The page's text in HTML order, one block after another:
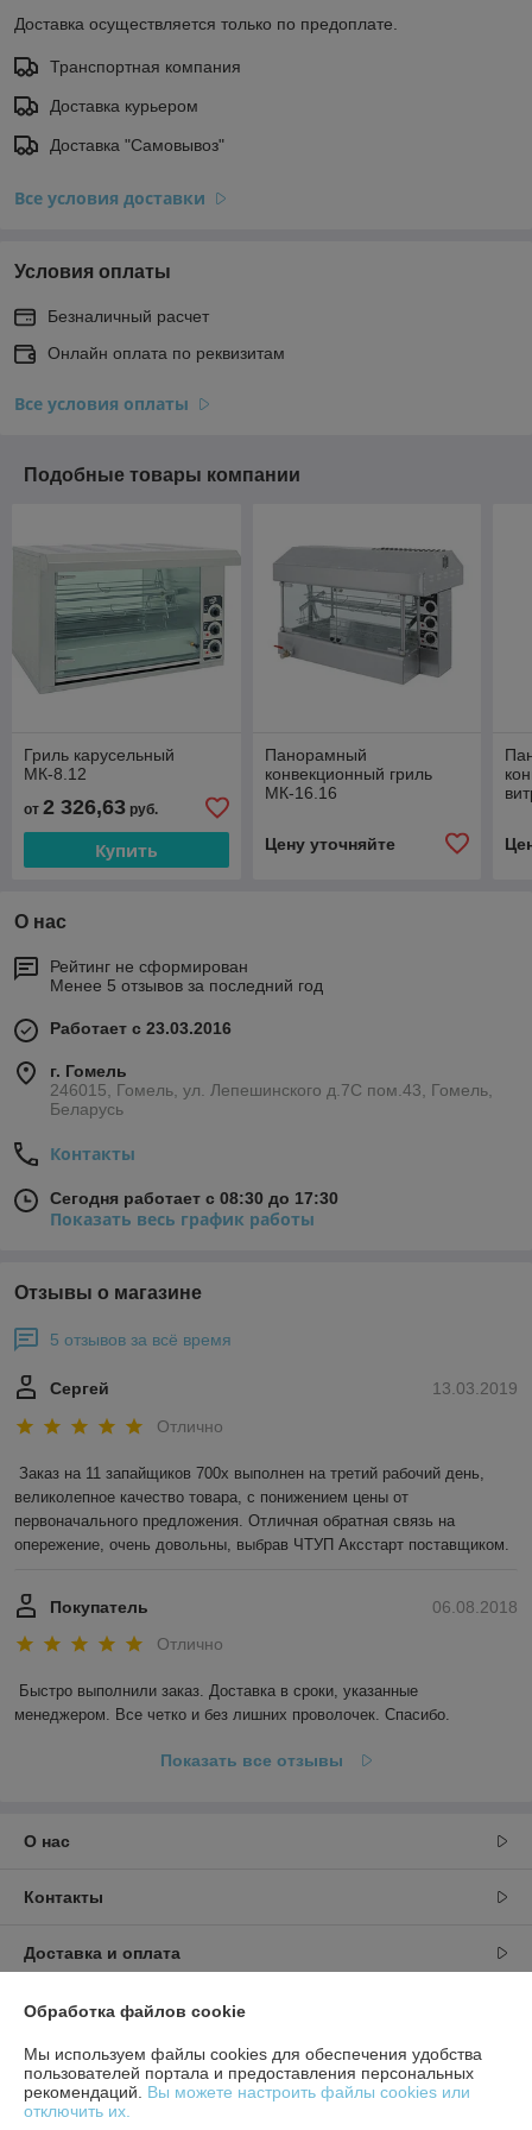
Доставка осуществляется только по предоплате.
Транспортная компания
Доставка курьером
Доставка "Самовывоз"
Все условия доставки
Условия оплаты
Безналичный расчет
Онлайн оплата по реквизитам
Все условия оплаты
Подобные товары компании
Гриль карусельный
МК-8.12
от 2 326,63 руб.
Купить
Панорамный
конвекционный гриль
МК-16.16
Цену уточняйте
О нас
Рейтинг не сформирован
Менее 5 отзывов за последний год
Работает с 23.03.2016
г. Гомель
246015, Гомель, ул. Лепешинского д.7С пом.43, Гомель,
Беларусь
Контакты
Сегодня работает с 08:30 до 17:30
Показать весь график работы
Отзывы о магазине
5 отзывов за всё время
13.03.2019
Сергей
Отлично
Заказ на 11 запайщиков 700х выполнен на третий рабочий день,
великолепное качество товара, с понижением цены от
первоначального предложения. Отличная обратная связь на
опережение, очень довольны, выбрав ЧТУП Аксстарт поставщиком.
06.08.2018
Покупатель
Отлично
Быстро выполнили заказ. Доставка в сроки, указанные
менеджером. Все четко и без лишних проволочек. Спасибо.
Показать все отзывы
О нас
Контакты
Доставка и оплата
График работы
Полная версия сайта
Политика обработки cookies
Обработка файлов cookie
Мы используем файлы cookies для обеспечения удобства
пользователей портала и предоставления персональных
рекомендаций. Вы можете настроить файлы cookies или
отключить их.